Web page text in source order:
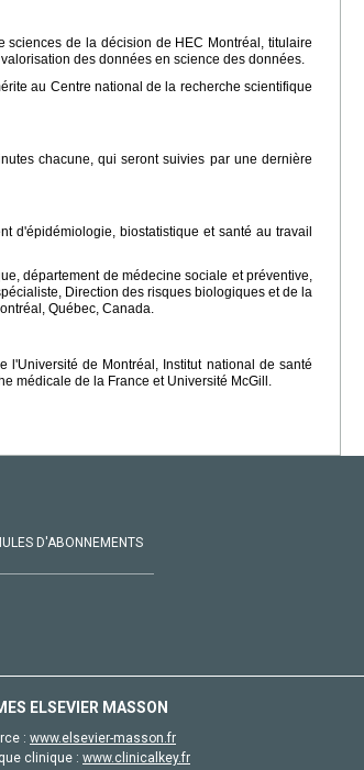
sciences de la décision de HEC Montréal, titulaire
des données en science des données.
au Centre national de la recherche scientifique
chacune, qui seront suivies par une dernière
d'épidémiologie, biostatistique et santé au travail
département de médecine sociale et préventive,
Direction des risques biologiques et de la
Québec, Canada.
l'Université de Montréal, Institut national de santé
médicale de la France et Université McGill.
D'ABONNEMENTS
ELSEVIER MASSON
: www.elsevier-masson.fr
clinique : www.clinicalkey.fr